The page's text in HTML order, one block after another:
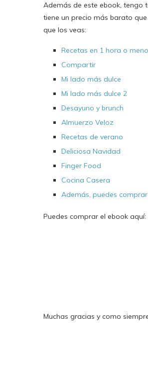
Además de este ebook, tengo
tiene un precio más barato
que los veas:
Recetas en 1 hora o
Compartir
Mi lado más dulce
Mi lado más dulce 2
Desayuno y brunch
Almuerzo Veloz
Recetas de verano
Deliciosa Navidad
Finger Food
Cocina Casera
Además, puedes
Puedes comprar el ebook aquí:
Muchas gracias y como